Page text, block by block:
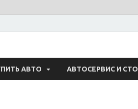
— Авто
АВТО АВТОСЕРВИС И СТО